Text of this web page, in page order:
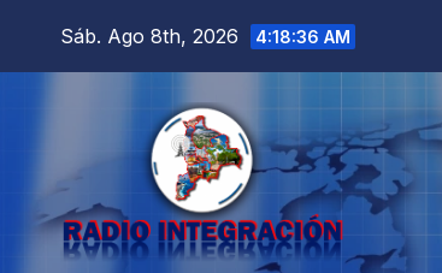
Sáb. Ago 8th, 2026 4:18:37 AM